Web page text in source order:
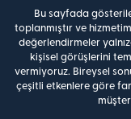
Bu sayfada
toplanmıştır ve
değerlendirmeler
kişisel görüşlerini
vermiyoruz. Bireysel
çeşitli etkenlere göre